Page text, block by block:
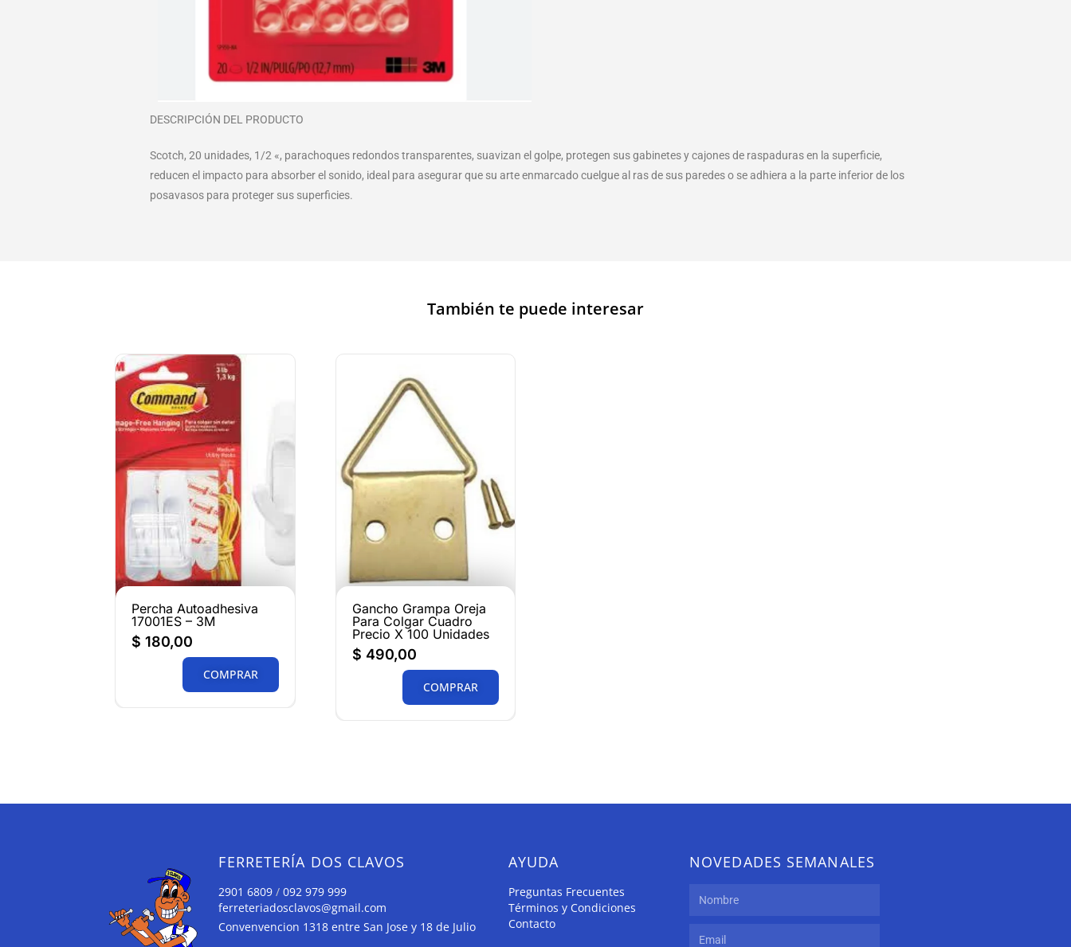
DESCRIPCIÓN DEL PRODUCTO
Scotch, 20 unidades, 1/2 «, parachoques redondos transparentes, suavizan el golpe, protegen sus gabinetes y cajones de raspaduras en la superficie,
reducen el impacto para absorber el sonido, ideal para asegurar que su arte enmarcado cuelgue al ras de sus paredes o se adhiera a la parte inferior de los
posavasos para proteger sus superficies.
También te puede interesar
Percha Autoadhesiva
17001ES – 3M
$ 180,00
COMPRAR
Gancho Grampa Oreja
Para Colgar Cuadro
Precio X 100 Unidades
$ 490,00
COMPRAR
FERRETERÍA DOS CLAVOS
2901 6809 /092 979 999
ferreteriadosclavos@gmail.com
Convenvencion 1318 entre San Jose y 18 de Julio
AYUDA
Preguntas Frecuentes
Términos y Condiciones
Contacto
NOVEDADES SEMANALES